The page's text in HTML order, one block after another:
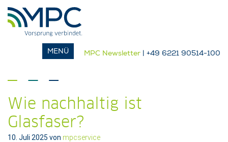
MPC Newsletter | +49 6221 90514-100
Wie nachhaltig ist
Glasfaser?
10. Juli 2025 von mpcservice